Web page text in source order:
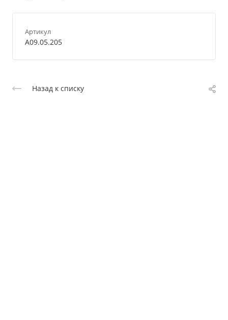
Артикул
A09.05.205
Назад к списку